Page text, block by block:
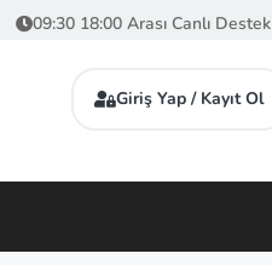
09:30 18:00 Arası Canlı Destek
Giriş Yap / Kayıt Ol